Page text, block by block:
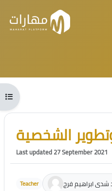
Skip to main content
Blocks
Open course index
Blocks
Skip [Cocoon] Course Intro
الشخصية
Last updated 27 September 2021
Teacher شدى ابراهيم فرج